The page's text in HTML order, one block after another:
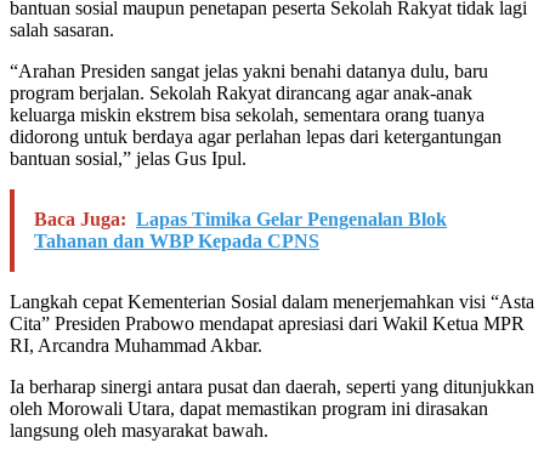
bantuan sosial maupun penetapan peserta Sekolah Rakyat tidak lagi
salah sasaran.
“Arahan Presiden sangat jelas yakni benahi datanya dulu, baru
program berjalan. Sekolah Rakyat dirancang agar anak-anak
keluarga miskin ekstrem bisa sekolah, sementara orang tuanya
didorong untuk berdaya agar perlahan lepas dari ketergantungan
bantuan sosial,” jelas Gus Ipul.
Baca Juga: Lapas Timika Gelar Pengenalan Blok
Tahanan dan WBP Kepada CPNS
Langkah cepat Kementerian Sosial dalam menerjemahkan visi “Asta
Cita” Presiden Prabowo mendapat apresiasi dari Wakil Ketua MPR
RI, Arcandra Muhammad Akbar.
Ia berharap sinergi antara pusat dan daerah, seperti yang ditunjukkan
oleh Morowali Utara, dapat memastikan program ini dirasakan
langsung oleh masyarakat bawah.